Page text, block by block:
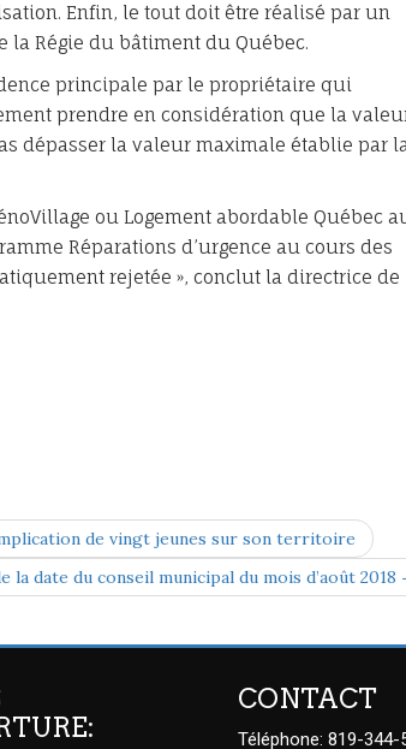
Enfin, le tout doit être réalisé par un
Régie du bâtiment du Québec.
principale par le propriétaire qui
prendre en considération que la
dépasser la valeur maximale établie par
ou Logement abordable Québec
Réparations d’urgence au cours des
rejetée », conclut la directrice de
de vingt jeunes sur son territoire
la date du conseil municipal du mois d’août 2018
CONTACT
Téléphone: 819-344-